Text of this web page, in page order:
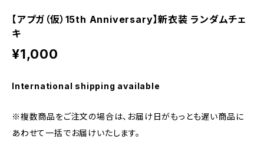
【アプガ（仮）15th Anniversary】新衣装 ランダムチェ
キ
¥1,000
International shipping available
※複数商品をご注文の場合は、お届け日がもっとも遅い商品に
あわせて一括でお届けいたします。